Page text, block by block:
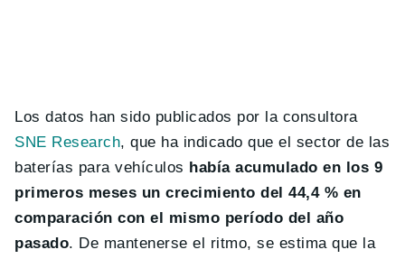
Los datos han sido publicados por la consultora
SNE Research, que ha indicado que el sector de las
baterías para vehículos había acumulado en los 9
primeros meses un crecimiento del 44,4 % en
comparación con el mismo período del año
pasado. De mantenerse el ritmo, se estima que la